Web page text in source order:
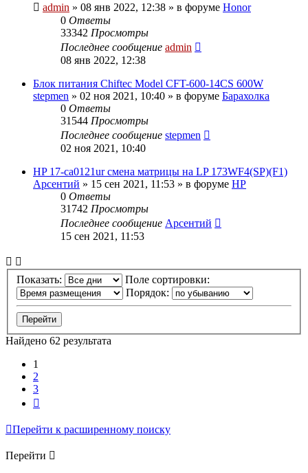
admin » 08 янв 2022, 12:38 » в форуме Honor
0 Ответы
33342 Просмотры
Последнее сообщение admin
08 янв 2022, 12:38
Блок питания Chiftec Model CFT-600-14CS 600W
stepmen » 02 ноя 2021, 10:40 » в форуме Барахолка
0 Ответы
31544 Просмотры
Последнее сообщение stepmen
02 ноя 2021, 10:40
HP 17-ca0121ur смена матрицы на LP 173WF4(SP)(F1)
Арсентий » 15 сен 2021, 11:53 » в форуме HP
0 Ответы
31742 Просмотры
Последнее сообщение Арсентий
15 сен 2021, 11:53
Показать:
Поле сортировки:
Порядок:
Найдено 62 результата
1
2
3
Перейти к расширенному поиску
Перейти